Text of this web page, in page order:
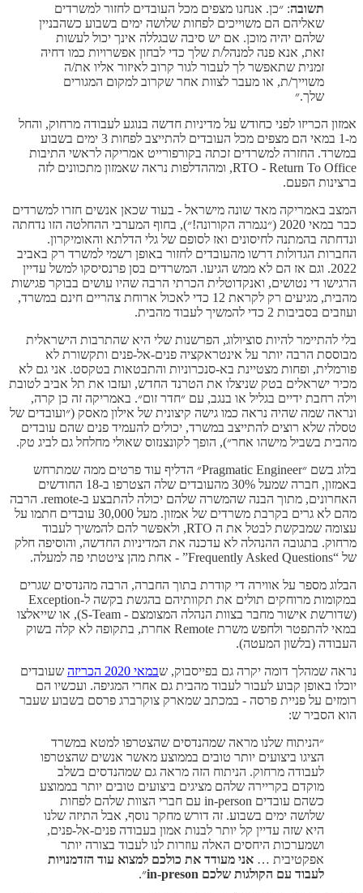
תשובה: ״כן. אנחנו מצפים מכל העובדים לחזור למשרדים
שאליהם הם משוייכים לפחות שלושה ימים בשבוע כשהבניין
שלהם יהיה מוכן. אם יש סיבה שבגללה אינך יכול לעשות
זאת, אנא פנה למנהל/ת שלך כדי לבחון אפשרויות כמו דחיה
זמנית שתאפשר לך לעבור לגור קרוב לאיזור אליו את/ה
משוייך/ת, או מעבר לצוות אחר שקרוב למקום המגורים
שלך.״
אמזון הכריזו לפני כחודש על מדיניות חדשה בנוגע לעבודה מרחוק, והחל
מ-1 במאי הם מצפים מכל העובדים להתייצב לפחות 3 ימים בשבוע
במשרד. החזרה למשרדים זכתה בקורפורייט אמריקה לראשי התיבות
RTO - Return To Office, ומההדלפות נראה שאמזון מתכוונים לזה
ברצינות הפעם.
המצב באמריקה מאד שונה מישראל - בעוד שכאן אנשים חזרו למשרדים
כבר במאי 2020 (״נגמרה הקורונה!״), בחוף המערבי ההחלטה הזו נדחתה
ונדחתה בהמתנה לחיסונים ואז לסופם של גלי הדלתא והאומיקרון.
החברות הגדולות דרשו מהעובדים לחזור באופן רשמי למשרד רק באביב
2022. וגם אז הם לא ממש הגיעו. המשרדים בסן פרנסיסקו למשל עדיין
הרגישו די נטושים, ואנקדוטלית הכרתי הרבה שהיו עושים בבוקר פגישות
מהבית, מגיעים רק לקראת 12 כדי לאכול ארוחת צהריים חינם במשרד,
ועוזבים בסביבות 2 כדי להמשיך לעבוד מהבית.
בלי להתיימר להיות סוציולוג, הפרשנות שלי היא שהתרבות הישראלית
מבוססת הרבה יותר על אינטראקציה פנים-אל-פנים ותקשורת לא
פורמלית, ופחות מצטיינת בא-סנכרוניות והתבטאות בטקסט. אני גם לא
מכיר ישראלים בטק שניצלו את הטרנד החדש, ועזבו את תל אביב לטובת
וילה רחבת ידיים בגליל או בנגב, עם ״חדר זום״. באמריקה זה כן קרה,
ונראה שמה שהיה נראה כמו גישה קיצונית של אילון מאסק (״ועובדים של
טסלה שלא רוצים להתייצב במשרד, יכולים להעמיד פנים שהם עובדים
מהבית בשביל מישהו אחר״), הופך לקונצנזוס שאולי מחלחל גם לביג טק.
בלוג בשם ״Pragmatic Engineer״ הדליף עוד פרטים ממה שמתרחש
באמזון, חברה שמעל 30% מהעובדים שלה הצטרפו ב-18 החודשים
האחרונים, מתוך הבנה שהמשרה שלהם יכולה להתבצע ב-remote. הרבה
מהם לא גרים בקרבת משרדים של אמזון. מעל 30,000 עובדים חתמו על
עצומה שמבקשת לבטל את ה RTO, ולאפשר להם להמשיך לעבוד
מרחוק. בתגובה ההנהלה לא עדכנה את המדיניות החדשה, והוסיפה חלק
של “Frequently Asked Questions” - אחת מהן ציטטתי פה למעלה.
הבלוג מספר על אווירה די קודרת בתוך החברה, הרבה מהנדסים שגרים
במקומות מרוחקים תולים את תקוותיהם בהגשת בקשה ל-Exception
(שדורשת אישור מחבר בצוות הנהלה המצומצם - S-Team), או שייאלצו
במאי להתפטר ולחפש משרת Remote אחרת, בתקופה לא קלה בשוק
העבודה (בלשון המעטה).
נראה שמהלך דומה יקרה גם בפייסבוק, שבמאי 2020 הכריזה
שעובדים
יוכלו באופן קבוע לעבור לעבוד מהבית גם אחרי המגיפה. ועכשיו הם
רומזים על פניית פרסה - במכתב שמארק צוקרברג פרסם בשבוע שעבר
הוא הסביר ש:
״הניתוח שלנו מראה שמהנדסים שהצטרפו למטא במשרד
הציגו ביצועים יותר טובים בממוצע מאשר אנשים שהצטרפו
לעבודה מרחוק. הניתוח הזה מראה גם שמהנדסים בשלב
מוקדם בקריירה שלהם מציגים ביצועים טובים יותר בממוצע
כשהם עובדים in-person עם חברי הצוות שלהם לפחות
שלושה ימים בשבוע. זה דורש מחקר נוסף, אבל התיזה שלנו
היא שזה עדיין קל יותר לבנות אמון בעבודה פנים-אל-פנים,
ושמערכות היחסים האלה עוזרות לנו לעבוד בצורה יותר
אפקטיבית … אני מעודד את כולכם למצוא עוד הזדמנויות
לעבוד עם הקולגות שלכם in-preson
״.